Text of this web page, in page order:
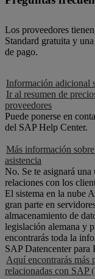
Los proveedores
Standard gratuita y
de pago.
Información adicional
Ir al resumen de
proveedores
Puede ponerse en
del SAP Help Center.
Más información
asistencia
No. Se te asignará una
relaciones con los
El sistema en la nube
gran parte en
almacenamiento de
legislación alemana y
encontrarás toda la
SAP Datencenter para
Aquí encontrarás más
relacionadas con SAP